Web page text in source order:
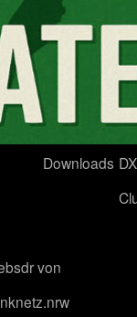
Downloads DX
von